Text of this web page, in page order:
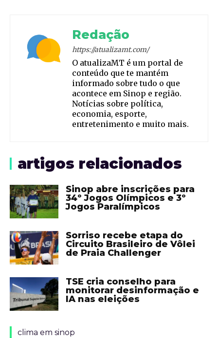
Redação
https://atualizamt.com/
O atualizaMT é um portal de
conteúdo que te mantém
informado sobre tudo o que
acontece em Sinop e região.
Notícias sobre política,
economia, esporte,
entretenimento e muito mais.
artigos relacionados
Sinop abre inscrições para
34º Jogos Olímpicos e 3º
Jogos Paralímpicos
Sorriso recebe etapa do
Circuito Brasileiro de Vôlei
de Praia Challenger
TSE cria conselho para
monitorar desinformação e
IA nas eleições
clima em sinop